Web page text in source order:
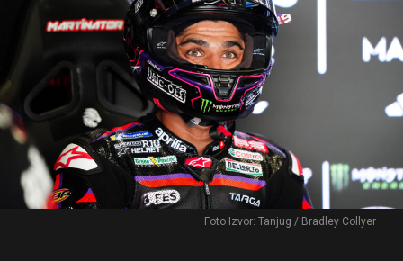
Foto Izvor: Tanjug / Bradley Collyer